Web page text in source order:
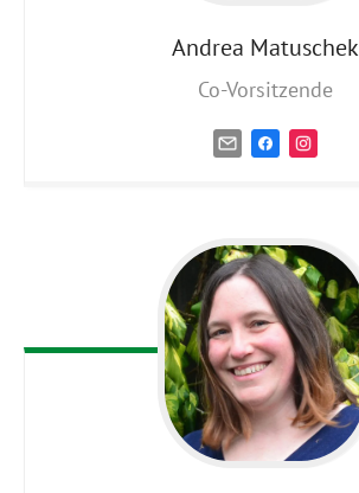
Andrea Matuschek
Co-Vorsitzende